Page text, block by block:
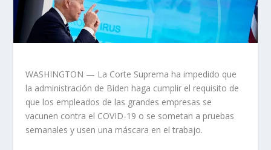
WASHINGTON — La Corte Suprema ha impedido que
la administración de Biden haga cumplir el requisito de
que los empleados de las grandes empresas se
vacunen contra el COVID-19 o se sometan a pruebas
semanales y usen una máscara en el trabajo.